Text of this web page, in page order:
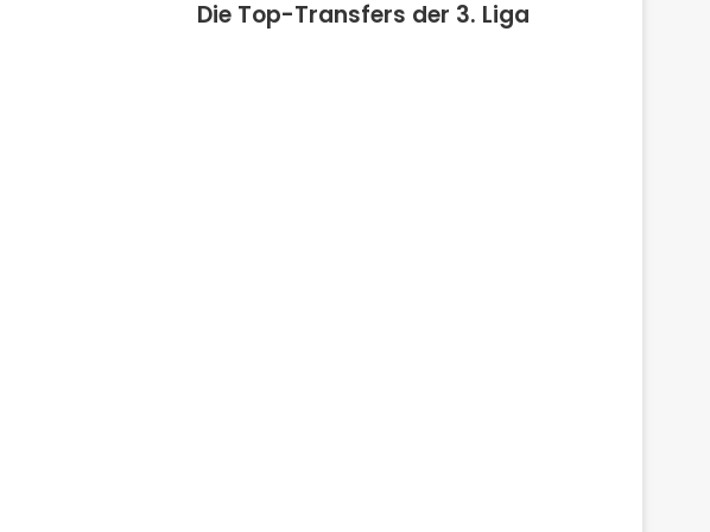
Die Top-Transfers der 3. Liga